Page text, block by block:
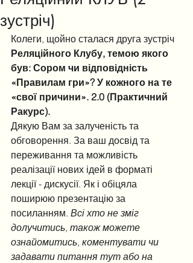
зустріч)
Колеги, щойно сталася друга зустріч
Реляційного Клубу, темою якого
був: Сором чи відповідність
«Правилам гри»? У кожного на те
«свої причини». 2.0 (Практичний
Ракурс).
Дякую Вам за залученість та
обговорення. За ваш досвід та
переживання та можливість
реалізації нових ідей в форматі
лекції - дискусії. Як і обіцяла
поширюю презентацію за
посиланням. Всі хто не зміг
долучитись, також можете
ознайомитись, коментувати чи
задавати питання тут або на